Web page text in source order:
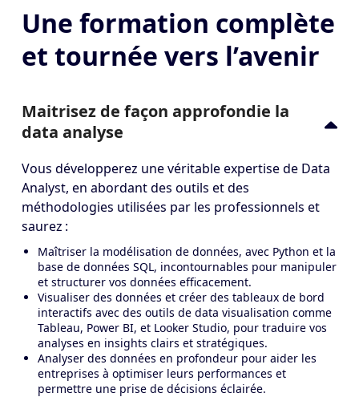
Une formation complète
et tournée vers l’avenir
Maitrisez de façon approfondie la
data analyse
Vous développerez une véritable expertise de Data
Analyst, en abordant des outils et des
méthodologies utilisées par les professionnels et
saurez :
Maîtriser la modélisation de données, avec Python et la
base de données SQL, incontournables pour manipuler
et structurer vos données efficacement.
Visualiser des données et créer des tableaux de bord
interactifs avec des outils de data visualisation comme
Tableau, Power BI, et Looker Studio, pour traduire vos
analyses en insights clairs et stratégiques.
Analyser des données en profondeur pour aider les
entreprises à optimiser leurs performances et
permettre une prise de décisions éclairée.